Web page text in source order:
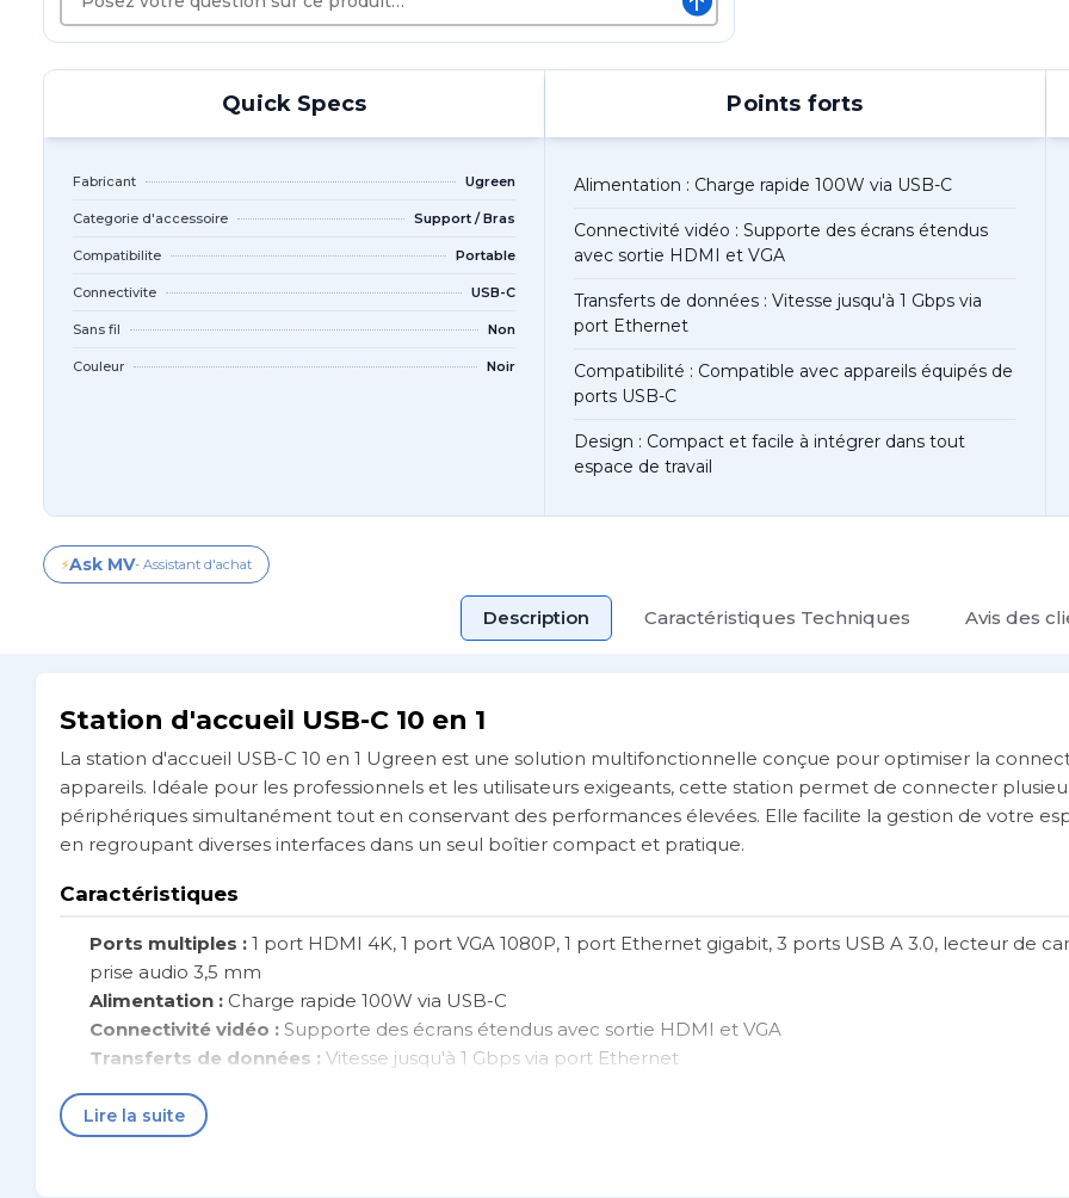
Quick Specs
Fabricant Ugreen
Categorie d'accessoire Support / Bras
Compatibilite Portable
Connectivite USB-C
Sans fil Non
Couleur Noir
Points forts
Alimentation : Charge rapide 100W via USB-C
Connectivité vidéo : Supporte des écrans étendus
avec sortie HDMI et VGA
Transferts de données : Vitesse jusqu'à 1 Gbps via
port Ethernet
Compatibilité : Compatible avec appareils équipés de
ports USB-C
Design : Compact et facile à intégrer dans tout
espace de travail
⚡Ask MV- Assistant d'achat
Description Caractéristiques Techniques Avis des
Station d'accueil USB-C 10 en 1
La station d'accueil USB-C 10 en 1 Ugreen est une solution multifonctionnelle conçue pour optimiser la
appareils. Idéale pour les professionnels et les utilisateurs exigeants, cette station permet de connecter
périphériques simultanément tout en conservant des performances élevées. Elle facilite la gestion de votre
en regroupant diverses interfaces dans un seul boîtier compact et pratique.
Caractéristiques
Ports multiples : 1 port HDMI 4K, 1 port VGA 1080P, 1 port Ethernet gigabit, 3 ports USB A 3.0, lecteur de
prise audio 3,5 mm
Alimentation : Charge rapide 100W via USB-C
Connectivité vidéo : Supporte des écrans étendus avec sortie HDMI et VGA
Transferts de données : Vitesse jusqu'à 1 Gbps via port Ethernet
Design :Compact et facile à intégrer dans tout espace de travail
Lire la suite